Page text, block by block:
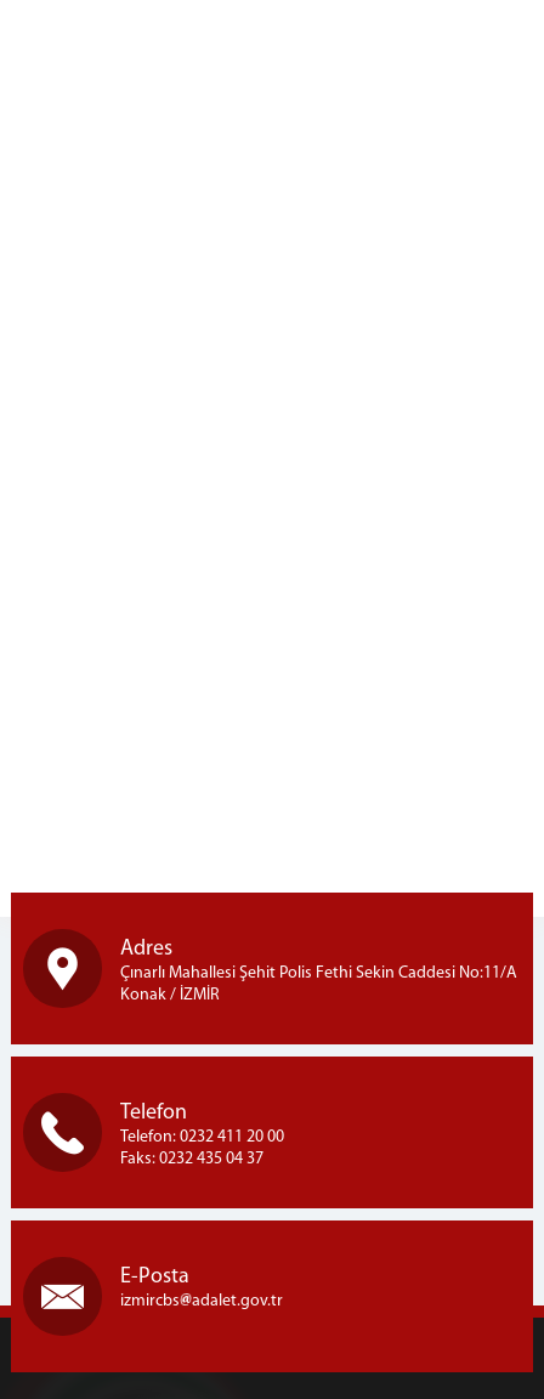
Adres
Çınarlı Mahallesi Şehit Polis Fethi Sekin Caddesi No:11/A
Konak / İZMİR
Telefon
Telefon: 0232 411 20 00
Faks: 0232 435 04 37
E-Posta
izmircbs adalet.gov.tr